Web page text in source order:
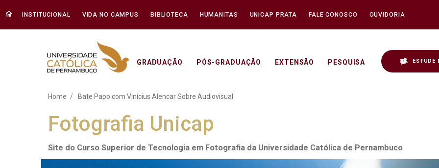
INSTITUCIONAL VIDA NO CAMPUS BIBLIOTECA HUMANITAS UNICAP PRATA FALE CONOSCO OUVIDORIA
GRADUAÇÃO PÓS-GRADUAÇÃO EXTENSÃO PESQUISA ESTUDE
Bate Papo com Vinícius Alencar Sobre
Home Bate Papo com Vinícius Alencar Sobre Audiovisual
Fotografia Unicap
Site do Curso Superior de Tecnologia em Fotografia da Universidade Católica de Pernambuco